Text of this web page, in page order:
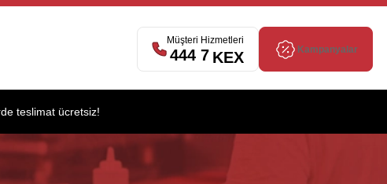
Müşteri Hizmetleri
444 7 539
Kampanyalar
teslimat ücretsiz!